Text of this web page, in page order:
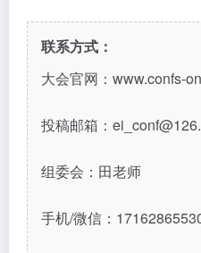
联系方式：
大会官网：www.confs-
投稿邮箱：
组委会：田老师
手机/微信：